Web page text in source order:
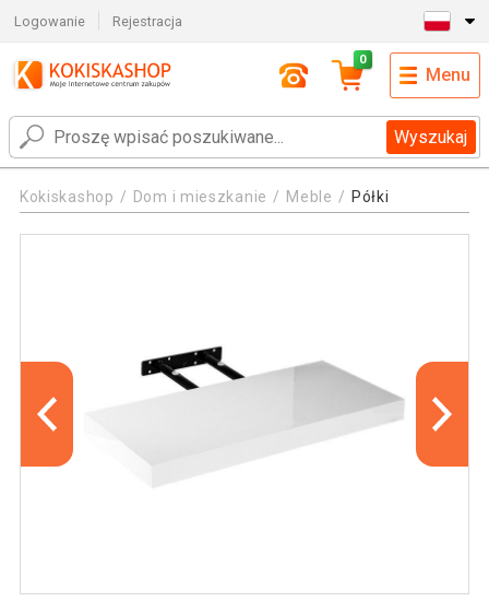
Logowanie Rejestracja
Wyszukaj
0
Menu
Kokiskashop Dom i mieszkanie Meble Półki